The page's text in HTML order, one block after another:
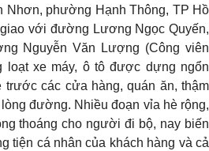
Nhơn, phường Hạnh Thông, TP Hồ
với đường Lương Ngọc Quyến,
Nguyễn Văn Lượng (Công viên
loạt xe máy, ô tô được dựng ngổn
trước các cửa hàng, quán ăn, thậm
đường. Nhiều đoạn vỉa hè rộng,
thoáng cho người đi bộ, nay biến
tiện cá nhân của khách hàng và cả